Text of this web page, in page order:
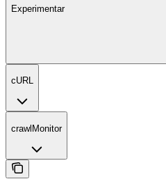
Experimentar
cURL
crawlMonitor